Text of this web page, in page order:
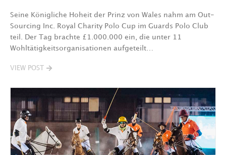
Seine Königliche Hoheit der Prinz von Wales nahm am Out-
Sourcing Inc. Royal Charity Polo Cup im Guards Polo Club
teil. Der Tag brachte £1.000.000 ein, die unter 11
Wohltätigkeitsorganisationen aufgeteilt…
VIEW POST